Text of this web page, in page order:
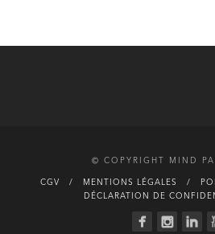
© COPYRIGHT MIND
CGV MENTIONS LÉGALES
DÉCLARATION DE